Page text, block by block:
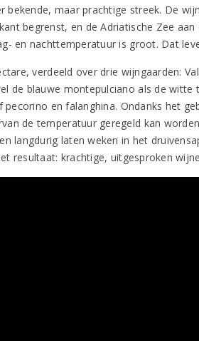
bekende, maar prachtige streek. De
begrenst, en de Adriatische Zee
en nachttemperatuur is groot. Dat
verdeeld over drie wijngaarden:
de blauwe montepulciano als de
en falanghina. Ondanks het
de temperatuur geregeld kan
langdurig laten weken in het
resultaat: krachtige, uitgesproken